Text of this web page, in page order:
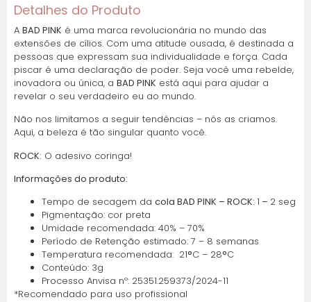
Detalhes do Produto
A BAD PINK é uma marca revolucionária no mundo das
extensões de cílios. Com uma atitude ousada, é destinada a
pessoas que expressam sua individualidade e força. Cada
piscar é uma declaração de poder. Seja você uma rebelde,
inovadora ou única, a BAD PINK está aqui para ajudar a
revelar o seu verdadeiro eu ao mundo.
Não nos limitamos a seguir tendências – nós as criamos.
Aqui, a beleza é tão singular quanto você.
ROCK: O adesivo coringa!
Informações do produto:
Tempo de secagem da cola BAD PINK – ROCK: 1 – 2 seg
Pigmentação: cor preta
Umidade recomendada: 40% – 70%
Período de Retenção estimado: 7 – 8 semanas
Temperatura recomendada: 21°C – 28°C
Conteúdo: 3g
Processo Anvisa nº: 25351.259373/2024-11
*Recomendado para uso profissional